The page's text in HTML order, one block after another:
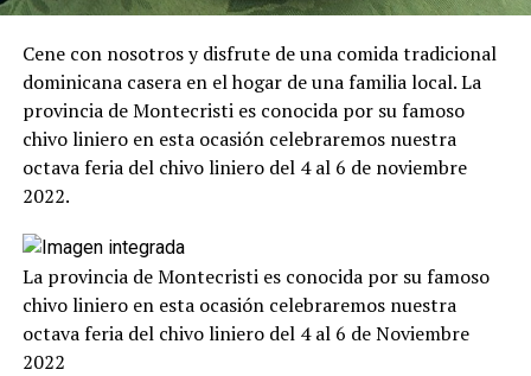
Cene con nosotros y disfrute de una comida tradicional
dominicana casera en el hogar de una familia local. La
provincia de Montecristi es conocida por su famoso
chivo liniero en esta ocasión celebraremos nuestra
octava feria del chivo liniero del 4 al 6 de noviembre
2022.
La provincia de Montecristi es conocida por su famoso
chivo liniero en esta ocasión celebraremos nuestra
octava feria del chivo liniero del 4 al 6 de Noviembre
2022